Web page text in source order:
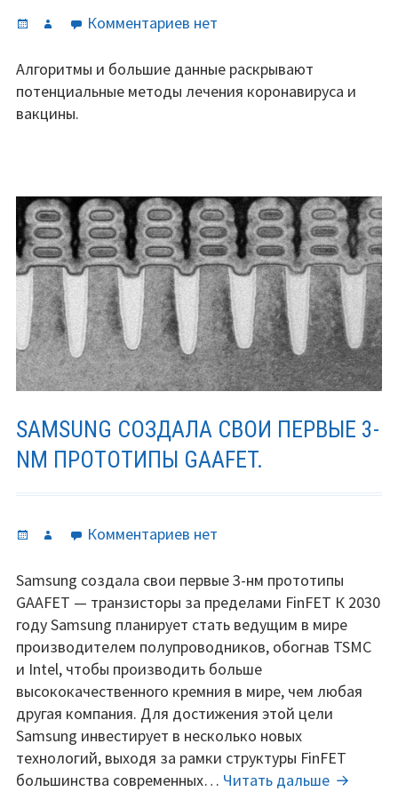
Опубликовано
Автор Комментариевк
Искусственный
интеллект
борьбе
с
коронавирусом.
нет
Алгоритмы и большие данные раскрывают
потенциальные методы лечения коронавируса и
вакцины.
SAMSUNG СОЗДАЛА СВОИ ПЕРВЫЕ 3-
NM ПРОТОТИПЫ GAAFET.
Опубликовано
Автор Комментариевк
Samsung
создала
свои
первые
3-
nm
прототипы
GAAFET.
нет
Samsung создала свои первые 3-нм прототипы
GAAFET — транзисторы за пределами FinFET К 2030
году Samsung планирует стать ведущим в мире
производителем полупроводников, обогнав TSMC
и Intel, чтобы производить больше
высококачественного кремния в мире, чем любая
другая компания. Для достижения этой цели
Samsung инвестирует в несколько новых
технологий, выходя за рамки структуры FinFET
большинства современных… Читать дальше Samsung